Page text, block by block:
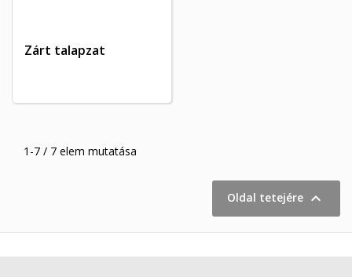
Zárt talapzat
1-7 / 7 elem mutatása
Oldal tetejére 